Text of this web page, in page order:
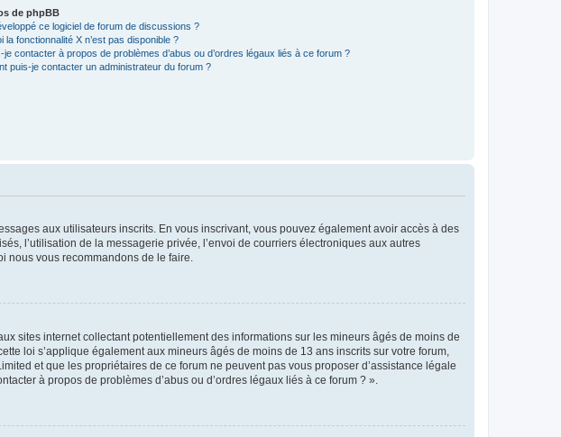
de phpBB
ce logiciel de forum de discussions ?
la fonctionnalité X n’est pas disponible ?
je contacter à propos de problèmes d’abus ou d’ordres légaux liés à ce forum ?
puis-je contacter un administrateur du forum ?
aux utilisateurs inscrits. En vous inscrivant, vous pouvez également avoir accès à des
l’utilisation de la messagerie privée, l’envoi de courriers électroniques aux autres
nous vous recommandons de le faire.
sites internet collectant potentiellement des informations sur les mineurs âgés de moins de
loi s’applique également aux mineurs âgés de moins de 13 ans inscrits sur votre forum,
et que les propriétaires de ce forum ne peuvent pas vous proposer d’assistance légale
à propos de problèmes d’abus ou d’ordres légaux liés à ce forum ? ».